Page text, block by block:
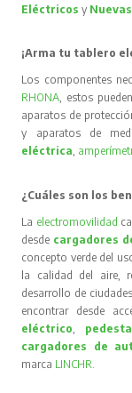
Eléctricos y
¡Arma tu tablero
Los componentes
RHONA, estos
aparatos de
y aparatos de
eléctrica,
¿Cuáles son los
La electromovilidad
desde cargadores
concepto verde del
la calidad del aire,
desarrollo de
encontrar desde
eléctrico,
cargadores de
marca LINCHR.